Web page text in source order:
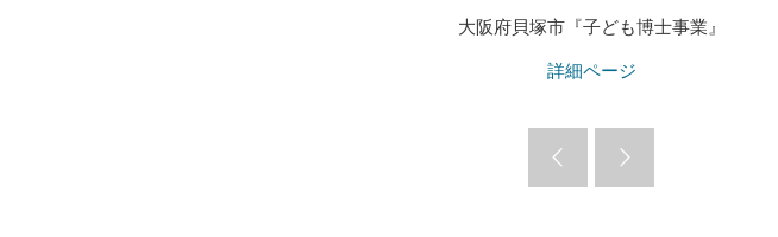
大阪府貝塚市『子ども博士事業』
詳細ページ